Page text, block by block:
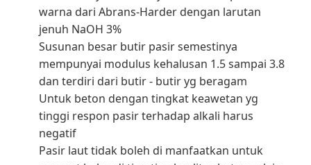
warna dari Abrans-Harder dengan larutan
jenuh NaOH 3%
Susunan besar butir pasir semestinya
mempunyai modulus kehalusan 1.5 sampai 3.8
dan terdiri dari butir - butir yg beragam
Untuk beton dengan tingkat keawetan yg
tinggi respon pasir terhadap alkali harus
negatif
Pasir laut tidak boleh di manfaatkan untuk